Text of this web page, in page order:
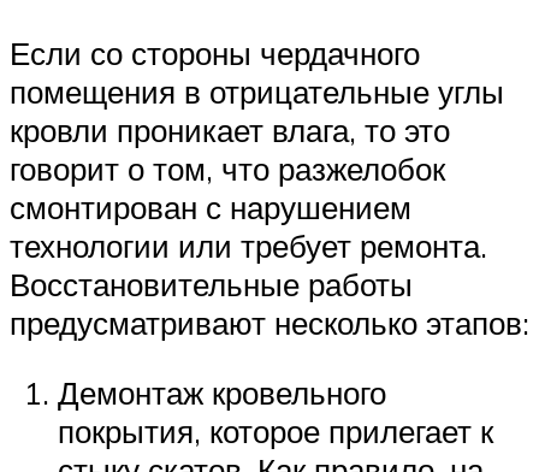
Если со стороны чердачного
помещения в отрицательные углы
кровли проникает влага, то это
говорит о том, что разжелобок
смонтирован с нарушением
технологии или требует ремонта.
Восстановительные работы
предусматривают несколько этапов:
Демонтаж кровельного
покрытия, которое прилегает к